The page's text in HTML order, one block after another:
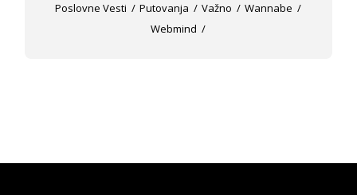
Poslovne Vesti
Putovanja Važno
Wannabe
Webmind